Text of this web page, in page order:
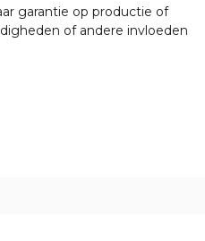
garantie op productie of
of andere invloeden
bezorgd op de begane
met een van onze
klaar staan om u te